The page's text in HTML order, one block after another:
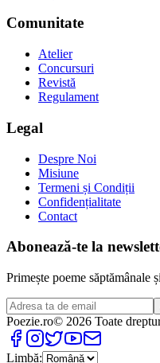
Comunitate
Atelier
Concursuri
Revistă
Regulament
Legal
Despre Noi
Misiune
Termeni și Condiții
Confidențialitate
Contact
Abonează-te la
Primește poeme săptămânale
Poezie.ro© 2026 Toate
Limbă: